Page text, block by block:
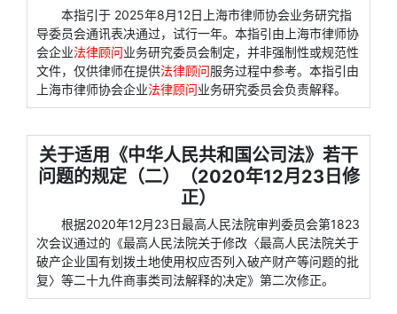
本指引于 2025年8月12日上海市律师协会业务研究指
导委员会通讯表决通过，试行一年。本指引由上海市律师协
会企业法律顾问业务研究委员会制定，并非强制性或规范性
文件，仅供律师在提供法律顾问服务过程中参考。本指引由
上海市律师协会企业法律顾问业务研究委员会负责解释。
关于适用《中华人民共和国公司法》若干
问题的规定（二）（2020年12月23日修
正）
根据2020年12月23日最高人民法院审判委员会第1823
次会议通过的《最高人民法院关于修改〈最高人民法院关于
破产企业国有划拨土地使用权应否列入破产财产等问题的批
复〉等二十九件商事类司法解释的决定》第二次修正。